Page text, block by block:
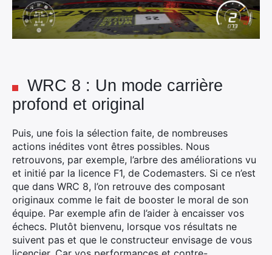
WRC 8 : Un mode carrière
profond et original
Puis, une fois la sélection faite, de nombreuses
actions inédites vont êtres possibles. Nous
retrouvons, par exemple, l’arbre des améliorations vu
et initié par la licence F1, de Codemasters. Si ce n’est
que dans WRC 8, l’on retrouve des composant
originaux comme le fait de booster le moral de son
équipe. Par exemple afin de l’aider à encaisser vos
échecs. Plutôt bienvenu, lorsque vos résultats ne
suivent pas et que le constructeur envisage de vous